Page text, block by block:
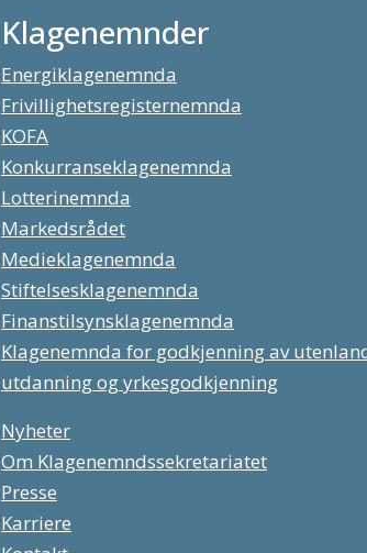
Klagenemnder
Energiklagenemnda
Frivillighetsregisternemnda
KOFA
Konkurranseklagenemnda
Lotterinemnda
Markedsrådet
Medieklagenemnda
Stiftelsesklagenemnda
Finanstilsynsklagenemnda
Klagenemnda for godkjenning av
utdanning og yrkesgodkjenning
Nyheter
Om Klagenemndssekretariatet
Presse
Karriere